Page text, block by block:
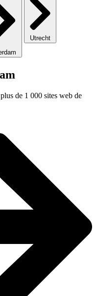
Utrecht
de 1 000 sites web de